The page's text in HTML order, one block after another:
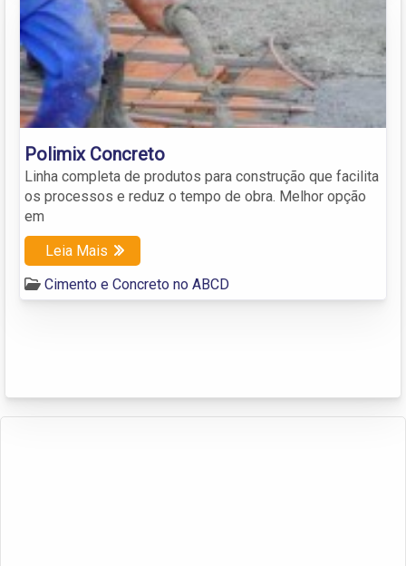
Polimix Concreto
Linha completa de produtos para construção que facilita
os processos e reduz o tempo de obra. Melhor opção
em
Leia Mais
Cimento e Concreto no ABCD